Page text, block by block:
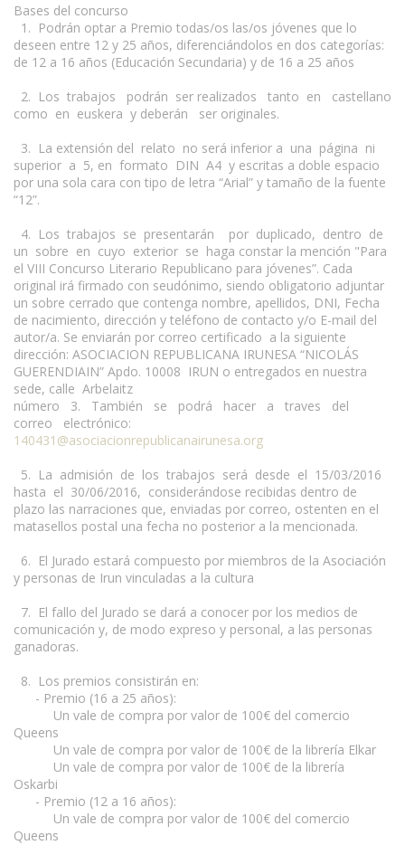
Bases del concurso
1. Podrán optar a Premio todas/os las/os jóvenes que lo
deseen entre 12 y 25 años, diferenciándolos en dos categorías:
de 12 a 16 años (Educación Secundaria) y de 16 a 25 años
2. Los trabajos podrán ser realizados tanto en castellano
como en euskera y deberán ser originales.
3. La extensión del relato no será inferior a una página ni
superior a 5, en formato DIN A4 y escritas a doble espacio
por una sola cara con tipo de letra “Arial” y tamaño de la fuente
“12”.
4. Los trabajos se presentarán por duplicado, dentro de
un sobre en cuyo exterior se haga constar la mención "Para
el VIII Concurso Literario Republicano para jóvenes”. Cada
original irá firmado con seudónimo, siendo obligatorio adjuntar
un sobre cerrado que contenga nombre, apellidos, DNI, Fecha
de nacimiento, dirección y teléfono de contacto y/o E-mail del
autor/a. Se enviarán por correo certificado a la siguiente
dirección: ASOCIACION REPUBLICANA IRUNESA “NICOLÁS
GUERENDIAIN” Apdo. 10008 IRUN o entregados en nuestra
sede, calle Arbelaitz
número 3. También se podrá hacer a traves del
correo electrónico:
140431@asociacionrepublicanairunesa.org
5. La admisión de los trabajos será desde el 15/03/2016
hasta el 30/06/2016, considerándose recibidas dentro de
plazo las narraciones que, enviadas por correo, ostenten en el
matasellos postal una fecha no posterior a la mencionada.
6. El Jurado estará compuesto por miembros de la Asociación
y personas de Irun vinculadas a la cultura
7. El fallo del Jurado se dará a conocer por los medios de
comunicación y, de modo expreso y personal, a las personas
ganadoras.
8. Los premios consistirán en:
- Premio (16 a 25 años):
Un vale de compra por valor de 100€ del comercio
Queens
Un vale de compra por valor de 100€ de la librería Elkar
Un vale de compra por valor de 100€ de la librería
Oskarbi
- Premio (12 a 16 años):
Un vale de compra por valor de 100€ del comercio
Queens